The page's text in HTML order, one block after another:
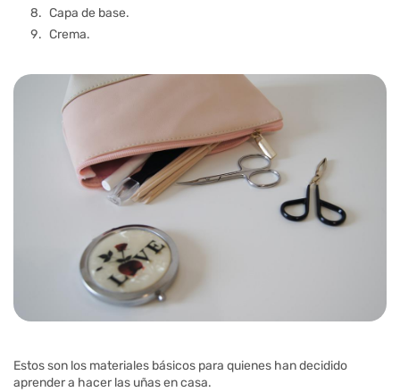
Capa de base.
Crema.
Estos son los materiales básicos para quienes han decidido
aprender a hacer las uñas en casa.